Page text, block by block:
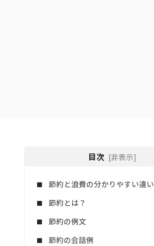
目次 [非表示]
節約と浪費の分かりやすい違い
節約とは？
節約の例文
節約の会話例